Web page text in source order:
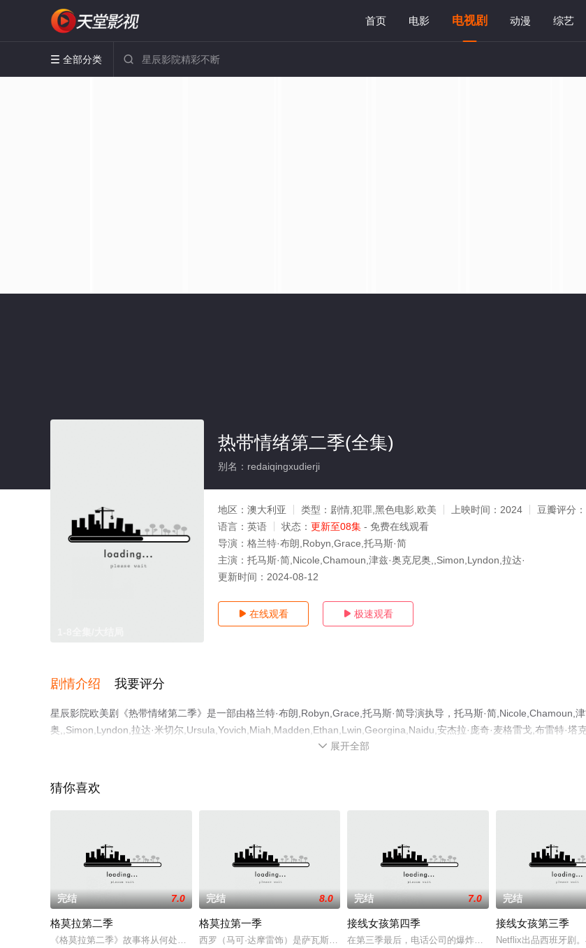
首页 电影 电视剧 动漫 综艺
 全部分类 
热带情绪第二季(全集)
别名：redaiqingxudierji
地区： 澳大利亚 类型： 剧情,犯罪,黑色电影,欧美 上映时间： 2024 豆瓣评分：
语言： 英语 状态： 更新至08集 - 免费在线观看
导演： 格兰特·布朗,Robyn,Grace,托马斯·简
主演： 托马斯·简,Nicole,Chamoun,津兹·奥克尼奥,,Simon,Lyndon,拉达·
更新时间： 2024-08-12
 在线观看  极速观看
剧情介绍 我要评分
星辰影院欧美剧《热带情绪第二季》是一部由格兰特·布朗,Robyn,Grace,托马斯·简导演执导，托马斯·简,Nicole,Chamoun,
奥,,Simon,Lyndon,拉达·米切尔,Ursula,Yovich,Miah,Madden,Ethan,Lwin,Georgina,Naidu,安杰拉·庞奇·麦格雷戈,布雷特·塔
莫内,Di,Adams,Meyne,Wyatt,弗莱彻·汉弗莱斯,卡罗琳·奥康纳,唐玲雪,Cramer,Cain,萨拉·韦斯特,Arka,Das等演员精彩演绎的
剧、电视猫或剧情网等平台了解。
 展开全部
猜你喜欢
完结 7.0
格莫拉第二季
《格莫拉第二季》故事将从何处继续？自然会从上一季的结尾开始，可是我们的主角们身在何方呢？有什么样的剧情等着观众呢？由
完结 8.0
格莫拉第一季
西罗（马可·达摩雷饰）是萨瓦斯塔诺家族老大彼得（福尔图纳托·切尔力诺饰），和他的儿子杰
完结 7.0
接线女孩第四季
在第三季最后，电话公司的爆炸是一个高潮，Netflix发布
完结
接线女孩第三季
Netflix出品西班牙剧